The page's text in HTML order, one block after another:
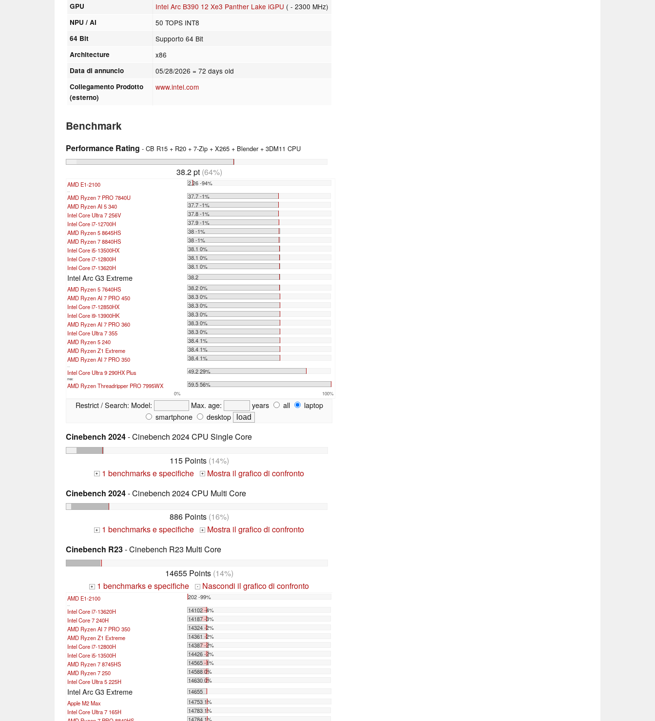
GPU Intel Arc B390 12 Xe3 Panther Lake iGPU ( - 2300 MHz)
NPU / AI 50 TOPS INT8
64 Bit Supporto 64 Bit
Architecture x86
Data di annuncio 05/28/2026 = 72 days old
Collegamento Prodotto
(esterno)
www.intel.com
Benchmark
Performance Rating - CB R15 + R20 + 7-Zip + X265 + Blender + 3DM11 CPU
38.2 pt(64%)
AMD E1-2100 2.26 -94%
AMD Ryzen 7 PRO 7840U
37.7 -1%
AMD Ryzen AI 5 340
37.7 -1%
Intel Core Ultra 7 256V
37.8 -1%
Intel Core i7-12700H
37.9 -1%
AMD Ryzen 5 8645HS
38 -1%
AMD Ryzen 7 8840HS
38 -1%
Intel Core i5-13500HX
38.1 0%
Intel Core i7-12800H
38.1 0%
Intel Core i7-13620H
38.1 0%
Intel Arc G3 Extreme
38.2
AMD Ryzen 5 7640HS
38.2 0%
AMD Ryzen AI 7 PRO 450
38.3 0%
Intel Core i7-12850HX
38.3 0%
Intel Core i9-13900HK
38.3 0%
AMD Ryzen AI 7 PRO 360
38.3 0%
Intel Core Ultra 7 355
38.3 0%
AMD Ryzen 5 240
38.4 1%
AMD Ryzen Z1 Extreme
38.4 1%
AMD Ryzen AI 7 PRO 350
38.4 1%
Intel Core Ultra 9 290HX Plus 49.2 29%
max:
AMD Ryzen Threadripper PRO 7995WX 59.5 56%
0% 100%
Restrict / Search: Model: Max. age: years all
laptop
smartphone
desktop
Cinebench 2024- Cinebench 2024 CPU Single Core
115 Points(14%)
+ 1 benchmarks e specifiche +
Mostra il grafico di confronto
Cinebench 2024- Cinebench 2024 CPU Multi Core
886 Points(16%)
+ 1 benchmarks e specifiche +
Mostra il grafico di confronto
Cinebench R23- Cinebench R23 Multi Core
14655 Points(14%)
+ 1 benchmarks e specifiche - Nascondi il grafico di confronto
AMD E1-2100 202 -99%
...
Intel Core i7-13620H
14102 -4%
Intel Core 7 240H
14187 -3%
AMD Ryzen AI 7 PRO 350
14324 -2%
AMD Ryzen Z1 Extreme
14361 -2%
Intel Core i7-12800H
14387 -2%
Intel Core i5-13500H
14426 -2%
AMD Ryzen 7 8745HS
14565 -1%
AMD Ryzen 7 250
14588 0%
Intel Core Ultra 5 225H
14630 0%
Intel Arc G3 Extreme
14655
Apple M2 Max
14753 1%
Intel Core Ultra 7 165H
14783 1%
14784 1%